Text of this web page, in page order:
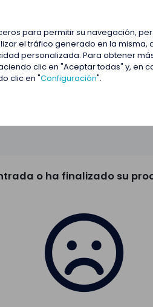
para permitir su navegación,
el tráfico generado en la
personalizada. Para obtener
clic en "Aceptar todas" y, en
clic en "Configuración".
o ha finalizado su